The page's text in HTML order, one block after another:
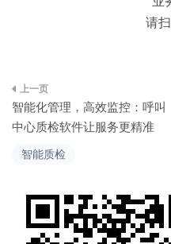
智能质检
请
文
章
导
智能化管理，高效监控：呼叫
中心质检软件让服务更精准